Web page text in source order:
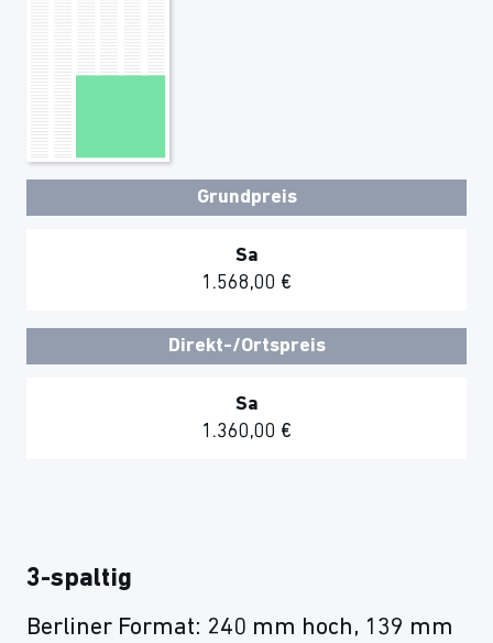
Grundpreis
Sa
1.568,00 €
Direkt-/Ortspreis
Sa
1.360,00 €
3-spaltig
Berliner Format: 240 mm hoch, 139 mm